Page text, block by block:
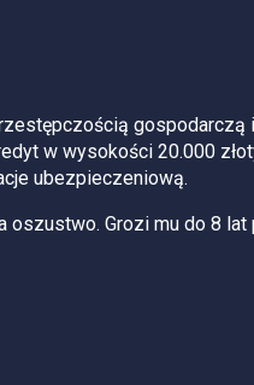
w wysokości 20.000
ubezpieczeniową.
oszustwo. Grozi mu do 8